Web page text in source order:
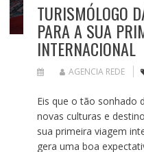
TURISMÓLOGO
PARA A SUA
INTERNACIONAL
AGENCIA REDE
Eis que o tão sonhado
novas culturas e
sua primeira viagem
gera uma boa